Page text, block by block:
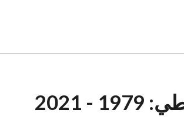
2021